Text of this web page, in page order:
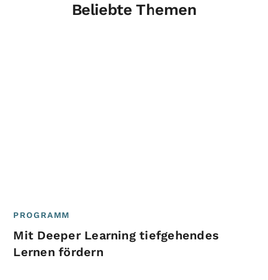
Beliebte Themen
PROGRAMM
Mit Deeper Learning tiefgehendes
Lernen fördern